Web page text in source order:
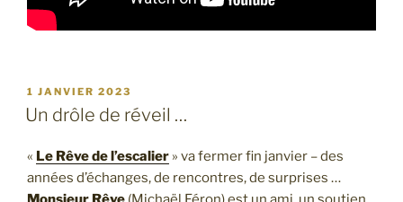
PUBLIÉ
LE
1 JANVIER 2023
Un drôle de réveil …
« Le Rêve de l’escalier » va fermer fin janvier – des
années d’échanges, de rencontres, de surprises …